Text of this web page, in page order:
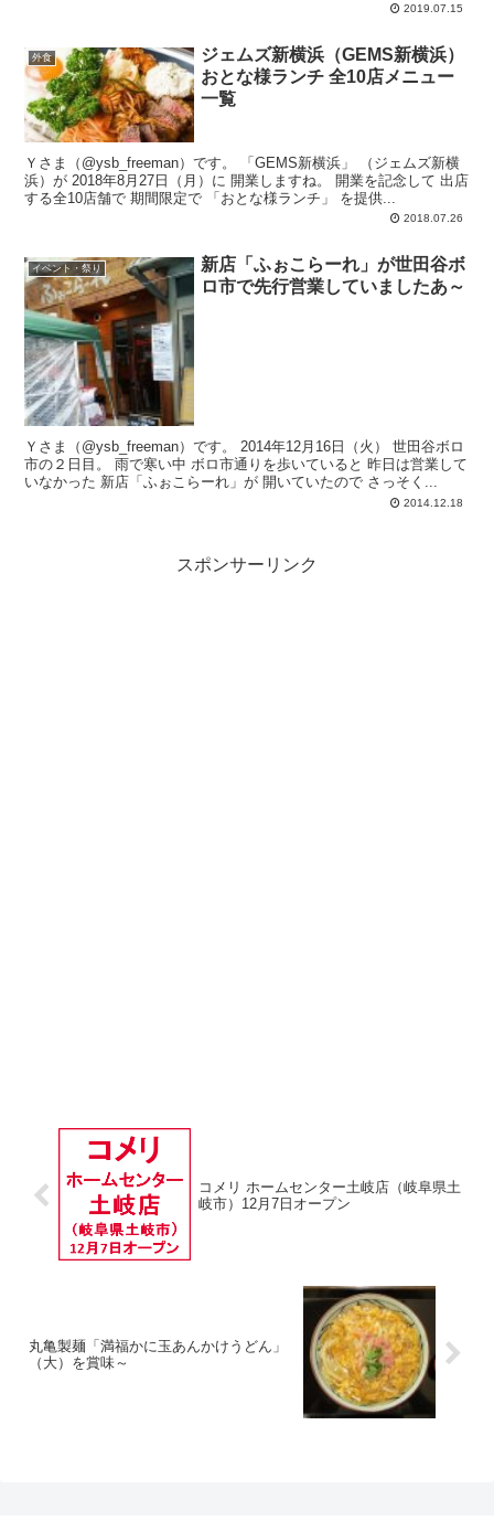
2019.07.15
外食
ジェムズ新横浜（GEMS新横浜）
おとな様ランチ 全10店メニュー
一覧
Ｙさま（@ysb_freeman）です。 「GEMS新横浜」 （ジェムズ新横
浜）が 2018年8月27日（月）に 開業しますね。 開業を記念して 出店
する全10店舗で 期間限定で 「おとな様ランチ」 を提供...
2018.07.26
イベント・祭り
新店「ふぉこらーれ」が世田谷ボ
ロ市で先行営業していましたあ～
Ｙさま（@ysb_freeman）です。 2014年12月16日（火） 世田谷ボロ
市の２日目。 雨で寒い中 ボロ市通りを歩いていると 昨日は営業して
いなかった 新店「ふぉこらーれ」が 開いていたので さっそく...
2014.12.18
スポンサーリンク
コメリ ホームセンター土岐店（岐阜県土
岐市）12月7日オープン
丸亀製麺「満福かに玉あんかけうどん」
（大）を賞味～